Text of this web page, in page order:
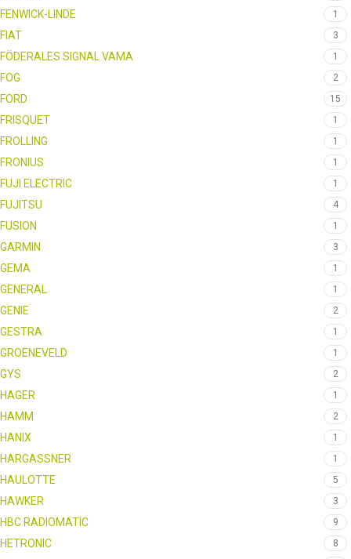
FENWICK-LINDE 1
FIAT 3
FÖDERALES SIGNAL VAMA 1
FOG 2
FORD 15
FRISQUET 1
FROLLING 1
FRONIUS 1
FUJI ELECTRIC 1
FUJITSU 4
FUSION 1
GARMIN 3
GEMA 1
GENERAL 1
GENIE 2
GESTRA 1
GROENEVELD 1
GYS 2
HAGER 1
HAMM 2
HANIX 1
HARGASSNER 1
HAULOTTE 5
HAWKER 3
HBC RADIOMATIC 9
HETRONIC 8